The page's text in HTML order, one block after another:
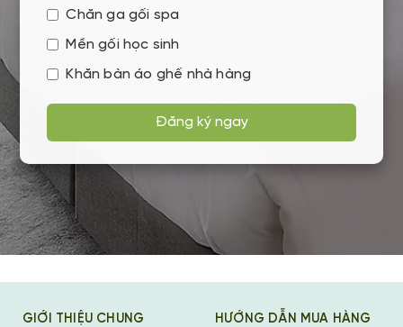
Chăn ga gối spa
Mền gối học sinh
Khăn bàn áo ghế nhà hàng
Đăng ký ngay
GIỚI THIỆU CHUNG HƯỚNG DẪN MUA HÀNG